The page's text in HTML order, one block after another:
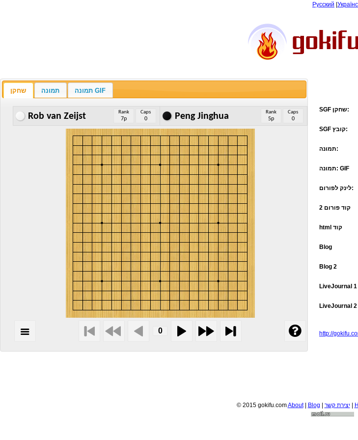
Русский
SGF שחקן:
SGF קובץ:
תמונה:
תמונה: GIF
לינק לפורום:
קוד פורום 2
html קוד
Blog
Blog 2
LiveJournal 1
LiveJournal 2
http://
שחקן תמונה תמונה GIF
Rob van Zeijst Rank
7p
Caps
0 Peng Jinghua Rank
5p
Caps
0
© 2015 gokifu.comAbout| Blog יצירת קשר|